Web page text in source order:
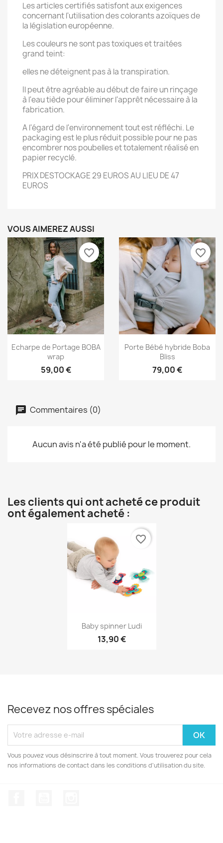
Les articles certifiés satisfont aux exigences
concernant l'utilisation des colorants azoïques de
la législation européenne.
Les couleurs ne sont pas toxiques et traitées
grand teint:
elles ne déteignent pas à la transpiration.
Il peut être agréable au début de faire un rinçage
à l'eau tiède pour éliminer l'apprêt nécessaire à la
fabrication.
A l'égard de l'environnement tout est réfléchi. Le
packaging est le plus réduit possible pour ne pas
encombrer nos poubelles et totalement réalisé en
papier recyclé.
PRIX DESTOCKAGE 29 EUROS AU LIEU DE 47
EUROS
VOUS AIMEREZ AUSSI
Aperçu rapide
Echarpe de Portage BOBA
wrap
59,00 €
favorite_border
 Aperçu rapide
Porte Bébé hybride Boba
Bliss
79,00 €
favorite_border
Commentaires (0)
Aucun avis n'a été publié pour le moment.
Les clients qui ont acheté ce produit
ont également acheté :
Aperçu rapide
Baby spinner Ludi
13,90 €
favorite_border
Recevez nos offres spéciales
Vous pouvez vous désinscrire à tout moment. Vous trouverez pour cela
nos informations de contact dans les conditions d'utilisation du site.